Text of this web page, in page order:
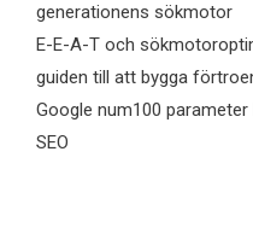
generationens sökmotor
E-E-A-T och
guiden till att bygga
Google num100
SEO